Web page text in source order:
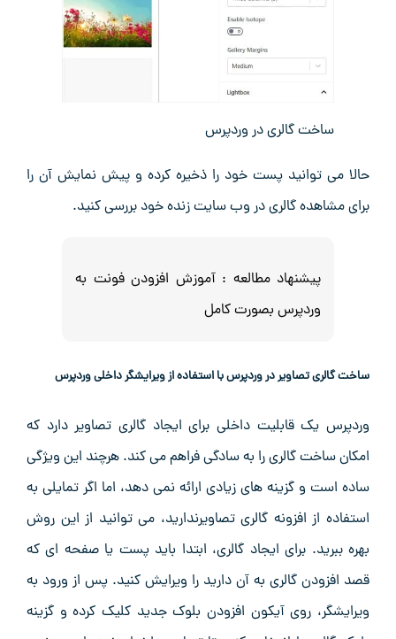
ساخت گالری در وردپرس
حالا می ‌توانید پست خود را ذخیره کرده و پیش‌ نمایش آن را
برای مشاهده گالری در وب ‌سایت زنده خود بررسی کنید.
پیشنهاد مطالعه :آموزش افزودن فونت به
وردپرس بصورت کامل
ساخت گالری تصاویر در وردپرس با استفاده از ویرایشگر داخلی وردپرس
وردپرس یک قابلیت داخلی برای ایجاد گالری تصاویر دارد که
امکان ساخت گالری را به‌ سادگی فراهم می ‌کند. هرچند این ویژگی
ساده است و گزینه ‌های زیادی ارائه نمی ‌دهد، اما اگر تمایلی به
استفاده از افزونه گالری تصاویرندارید، می ‌توانید از این روش
بهره ببرید. برای ایجاد گالری، ابتدا باید پست یا صفحه ‌ای که
قصد افزودن گالری به آن دارید را ویرایش کنید. پس از ورود به
ویرایشگر، روی آیکون افزودن بلوک جدید کلیک کرده و گزینه